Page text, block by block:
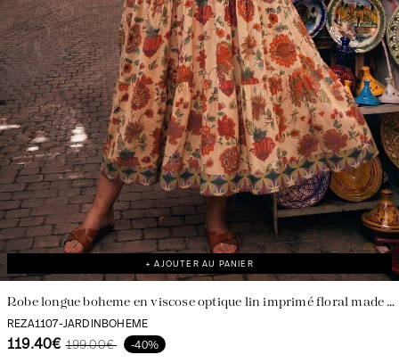
+ AJOUTER AU PANIER
Robe longue boheme en viscose optique lin imprimé floral made in
France
REZA1107-JARDINBOHEME
119.40€ 199.00€ -40%